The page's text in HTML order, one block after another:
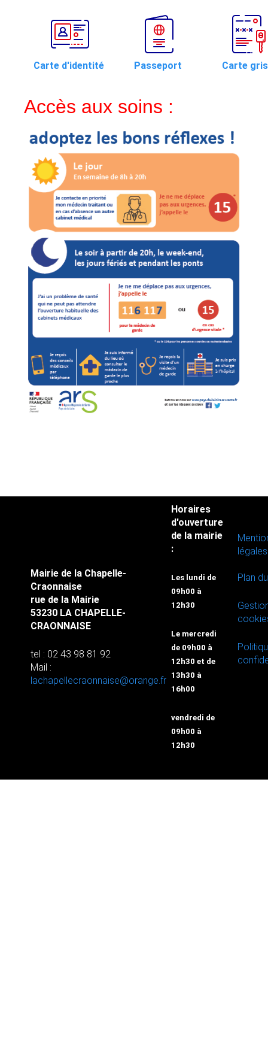
Carte d'identité Passeport Carte
Accès aux soins :
Mairie de la Chapelle-
Craonnaise
rue de la Mairie
53230 LA CHAPELLE-
CRAONNAISE
tel : 02 43 98 81 92
Mail :
lachapellecraonnaise@orange.fr
Horaires
d'ouverture
de la mairie
:
Les lundi de
09h00 à
12h30
Le mercredi
de 09h00 à
12h30 et de
13h30 à
16h00
vendredi de
09h00 à
12h30
légales
Plan